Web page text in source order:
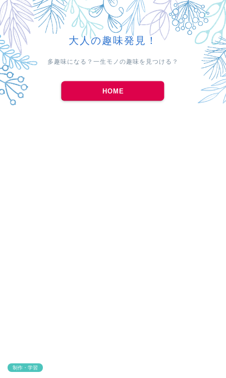
大人の趣味発見！
多趣味になる？一生モノの趣味を見つける？
HOME
制作・学習